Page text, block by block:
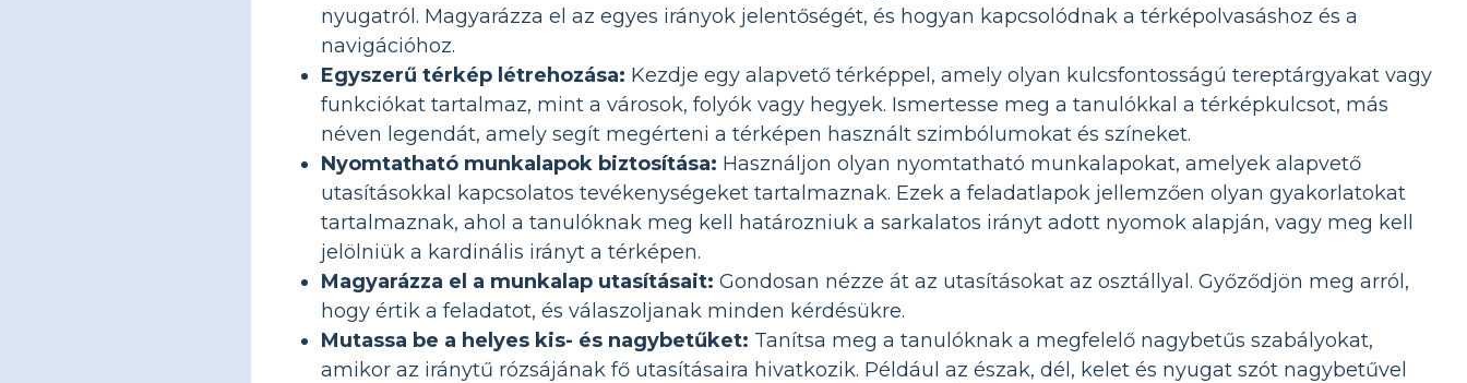
nyugatról. Magyarázza el az egyes irányok jelentőségét, és hogyan kapcsolódnak a térképolvasáshoz és a
navigációhoz.
Egyszerű térkép létrehozása: Kezdje egy alapvető térképpel, amely olyan kulcsfontosságú tereptárgyakat vagy
funkciókat tartalmaz, mint a városok, folyók vagy hegyek. Ismertesse meg a tanulókkal a térképkulcsot, más
néven legendát, amely segít megérteni a térképen használt szimbólumokat és színeket.
Nyomtatható munkalapok biztosítása: Használjon olyan nyomtatható munkalapokat, amelyek alapvető
utasításokkal kapcsolatos tevékenységeket tartalmaznak. Ezek a feladatlapok jellemzően olyan gyakorlatokat
tartalmaznak, ahol a tanulóknak meg kell határozniuk a sarkalatos irányt adott nyomok alapján, vagy meg kell
jelölniük a kardinális irányt a térképen.
Magyarázza el a munkalap utasításait: Gondosan nézze át az utasításokat az osztállyal. Győződjön meg arról,
hogy értik a feladatot, és válaszoljanak minden kérdésükre.
Mutassa be a helyes kis- és nagybetűket: Tanítsa meg a tanulóknak a megfelelő nagybetűs szabályokat,
amikor az iránytű rózsájának fő utasításaira hivatkozik. Például az észak, dél, kelet és nyugat szót nagybetűvel